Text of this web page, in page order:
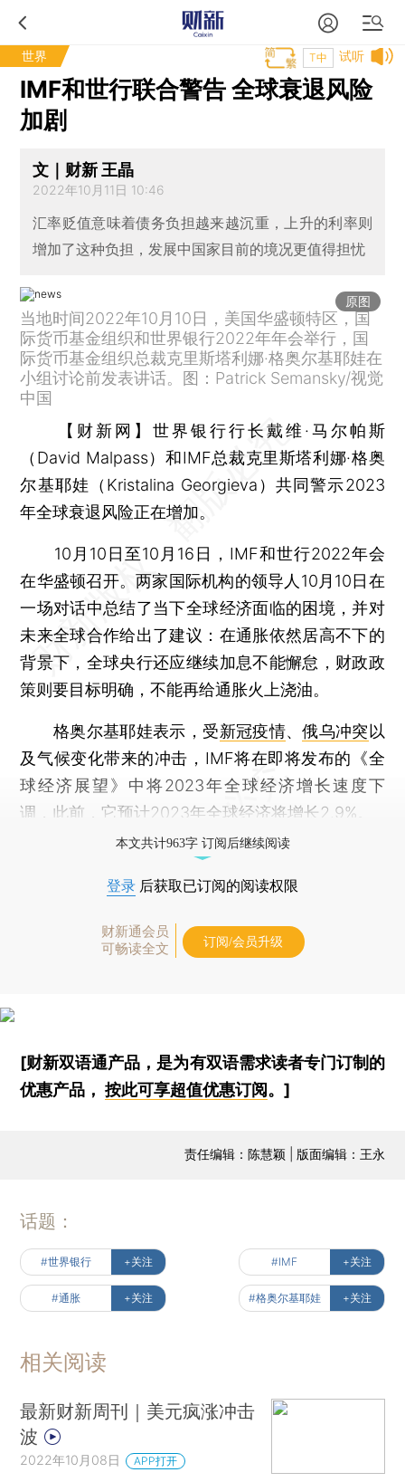
世界 试听
T中
IMF和世行联合警告 全球衰退风险
加剧
文｜财新 王晶
2022年10月11日 10:46
汇率贬值意味着债务负担越来越沉重，上升的利率则
增加了这种负担，发展中国家目前的境况更值得担忧
原图
当地时间2022年10月10日，美国华盛顿特区，国
际货币基金组织和世界银行2022年年会举行，国
际货币基金组织总裁克里斯塔利娜·格奥尔基耶娃在
小组讨论前发表讲话。图：Patrick Semansky/视觉
中国
【财新网】世界银行行长戴维·马尔帕斯
（David Malpass）和IMF总裁克里斯塔利娜·格奥
尔基耶娃（Kristalina Georgieva）共同警示2023
年全球衰退风险正在增加。
10月10日至10月16日，IMF和世行2022年会
在华盛顿召开。两家国际机构的领导人10月10日在
一场对话中总结了当下全球经济面临的困境，并对
未来全球合作给出了建议：在通胀依然居高不下的
背景下，全球央行还应继续加息不能懈怠，财政政
策则要目标明确，不能再给通胀火上浇油。
格奥尔基耶娃表示，受新冠疫情、俄乌冲突 以
及气候变化带来的冲击，IMF将在即将发布的《全
球经济展望》中将2023年全球经济增长速度下
调，此前，它预计2023年全球经济将增长2.9%。
本文共计963字 订阅后继续阅读
登录 后获取已订阅的阅读权限
财新通会员
可畅读全文
订阅/会员升级
[财新双语通产品，是为有双语需求读者专门订制的
优惠产品，按此可享超值优惠订阅 。]
责任编辑：陈慧颖 | 版面编辑：王永
话题：
#世界银行 +关注 #IMF +关注
#通胀 +关注 #格奥尔基耶娃 +关注
相关阅读
最新财新周刊｜美元疯涨冲击
波
2022年10月08日 APP打开